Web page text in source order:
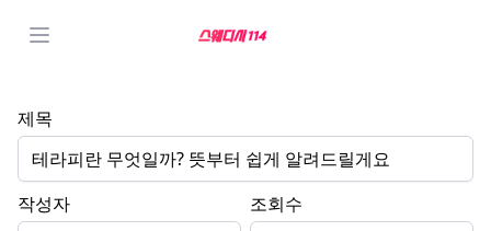
제목
테라피란 무엇일까? 뜻부터 쉽게 알려드릴게요
작성자
조회수